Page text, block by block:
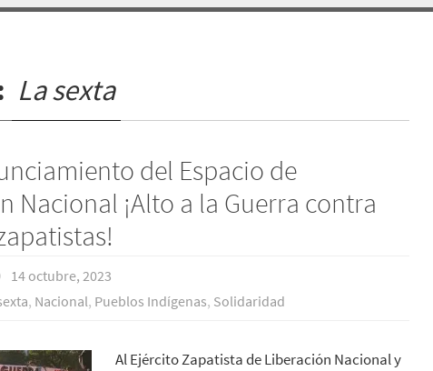
La sexta
del Espacio de
Nacional ¡Alto a la Guerra contra
14 octubre, 2023
, Nacional, Pueblos Indí­genas, Solidaridad
Al Ejército Zapatista de Liberación Nacional y